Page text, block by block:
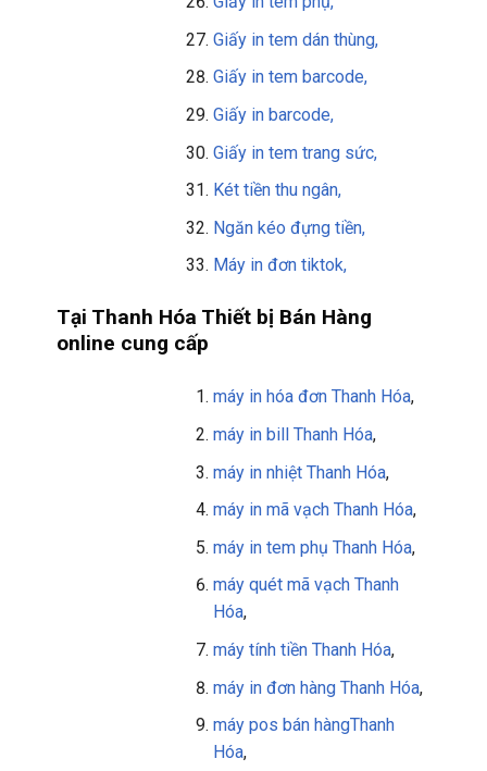
Giấy in tem dán thùng,
Giấy in tem barcode,
Giấy in barcode,
Giấy in tem trang sức,
Két tiền thu ngân,
Ngăn kéo đựng tiền,
Máy in đơn tiktok,
Tại Thanh Hóa Thiết bị Bán Hàng
online cung cấp
máy in hóa đơn Thanh Hóa,
máy in bill Thanh Hóa,
máy in nhiệt Thanh Hóa,
máy in mã vạch Thanh Hóa,
máy in tem phụ Thanh Hóa,
máy quét mã vạch Thanh
Hóa,
máy tính tiền Thanh Hóa,
máy in đơn hàng Thanh Hóa,
máy pos bán hàngThanh
Hóa,